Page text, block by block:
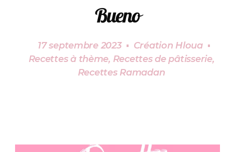
Bueno
17 septembre 2023
Création Hloua
Recettes à thème, Recettes de pâtisserie,
Recettes Ramadan